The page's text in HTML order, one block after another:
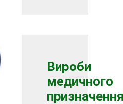
Вироби
медичного